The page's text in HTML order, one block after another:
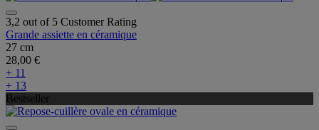
3,2 out of 5 Customer Rating
Grande assiette en céramique
27 cm
28,00 €
+ 11
+ 13
Bestseller